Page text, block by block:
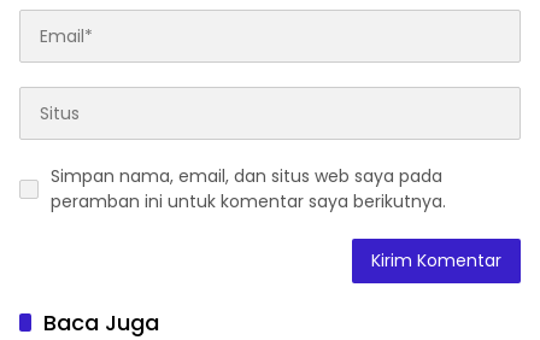
Simpan nama, email, dan situs web saya pada
peramban ini untuk komentar saya berikutnya.
Baca Juga